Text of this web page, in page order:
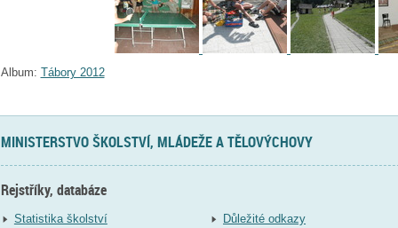
Album: Tábory 2012
MINISTERSTVO ŠKOLSTVÍ, MLÁDEŽE A TĚLOVÝCHOVY
Rejstříky, databáze
Statistika školství
Důležité odkazy